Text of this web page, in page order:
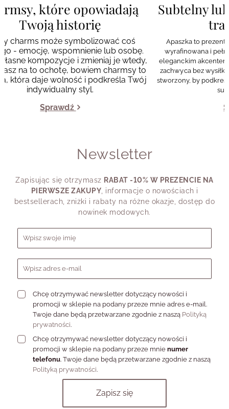
które opowiadają
Twoją historię
charms może symbolizować coś
- emocję, wspomnienie lub osobę.
kompozycje i zmieniaj je wtedy,
na to ochotę, bowiem charmsy to
która daje wolność i podkreśla Twój
indywidualny styl.
Sprawdź
Subtelny
Apaszka to prezent
wyrafinowana i
eleganckim
zachwyca bez
stworzony, by
Newsletter
Zapisując się otrzymasz RABAT -10% W PREZENCIE NA
PIERWSZE ZAKUPY, informacje o nowościach i
bestsellerach, zniżki i rabaty na różne okazje, dostęp do
nowinek modowych.
Formularz zapisu do newslettera
Chcę otrzymywać newsletter dotyczący nowości i
promocji w sklepie na podany przeze mnie adres e-mail.
Twoje dane będą przetwarzane zgodnie z naszą Polityką
prywatności.
Chcę otrzymywać newsletter dotyczący nowości i
promocji w sklepie na podany przeze mnie numer
telefonu. Twoje dane będą przetwarzane zgodnie z naszą
Polityką prywatności.